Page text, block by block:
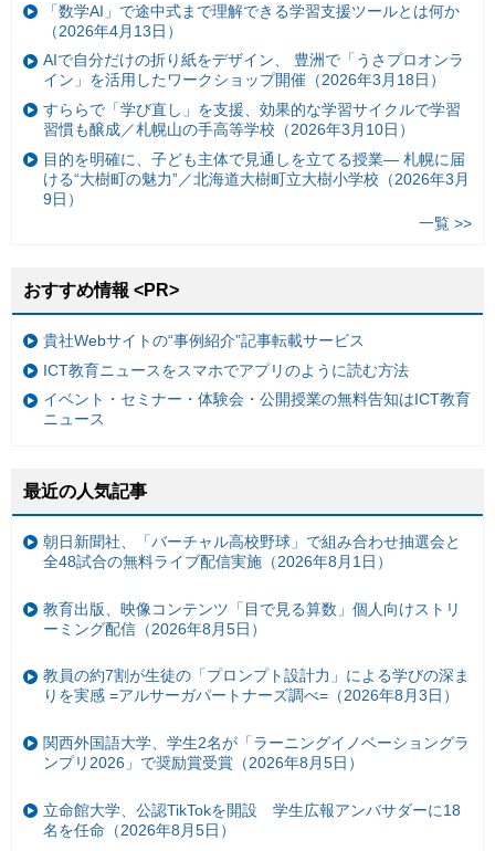
「数学AI」で途中式まで理解できる学習支援ツールとは何か
（2026年4月13日）
AIで自分だけの折り紙をデザイン、 豊洲で「うさプロオンラ
イン」を活用したワークショップ開催（2026年3月18日）
すららで「学び直し」を支援、効果的な学習サイクルで学習
習慣も醸成／札幌山の手高等学校（2026年3月10日）
目的を明確に、子ども主体で見通しを立てる授業— 札幌に届
ける“大樹町の魅力”／北海道大樹町立大樹小学校（2026年3月
9日）
一覧 >>
おすすめ情報 <PR>
貴社Webサイトの“事例紹介”記事転載サービス
ICT教育ニュースをスマホでアプリのように読む方法
イベント・セミナー・体験会・公開授業の無料告知はICT教育
ニュース
最近の人気記事
朝日新聞社、「バーチャル高校野球」で組み合わせ抽選会と
全48試合の無料ライブ配信実施（2026年8月1日）
教育出版、映像コンテンツ「目で見る算数」個人向けストリ
ーミング配信（2026年8月5日）
教員の約7割が生徒の「プロンプト設計力」による学びの深ま
りを実感 =アルサーガパートナーズ調べ=（2026年8月3日）
関西外国語大学、学生2名が「ラーニングイノベーショングラ
ンプリ2026」で奨励賞受賞（2026年8月5日）
立命館大学、公認TikTokを開設 学生広報アンバサダーに18
名を任命（2026年8月5日）